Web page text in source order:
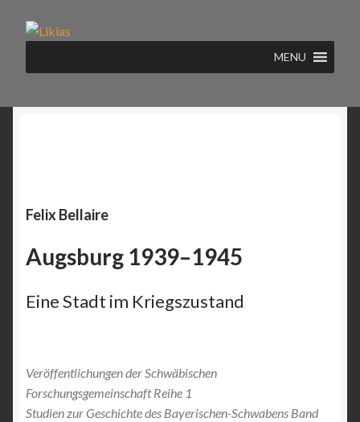
Zur
springen
Zum
springen
MENU
Felix Bellaire
Augsburg 1939–1945
Eine Stadt im Kriegszustand
Veröffentlichungen der Schwäbischen
Forschungsgemeinschaft Reihe 1
Studien zur Geschichte des Bayerischen-Schwabens Band